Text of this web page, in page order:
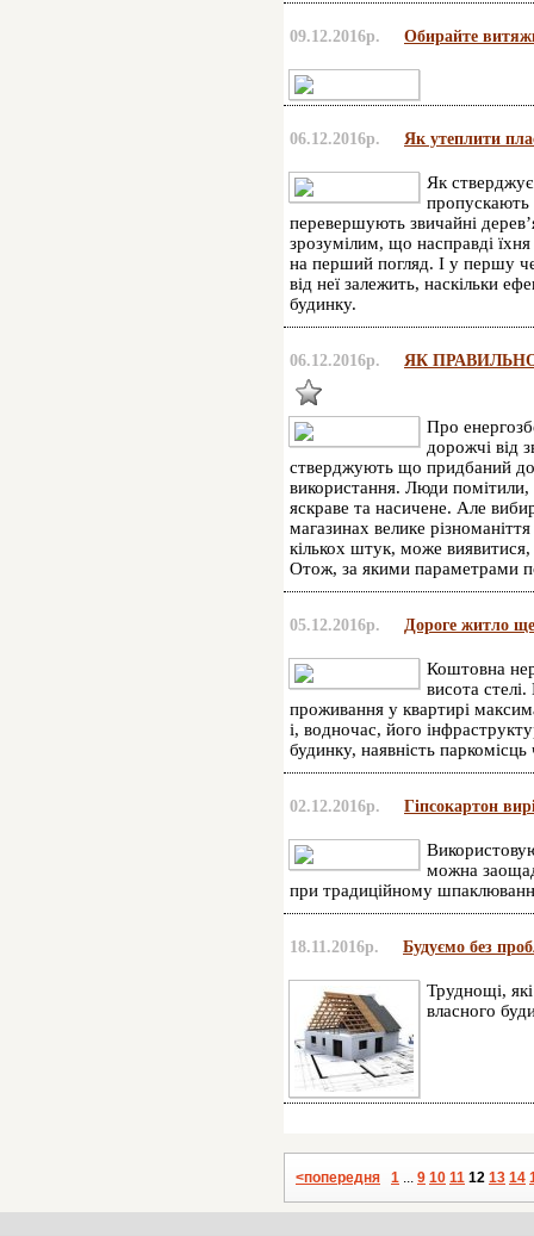
09.12.2016р. Обирайте
06.12.2016р. Як утеплити
Як стверджує
пропускають
перевершують звичайні
зрозумілим, що насправді їхня
на перший погляд. І у першу
від неї залежить, наскільки
будинку.
06.12.2016р. ЯК
Про
дорожчі від
стверджують що придбаний
використання. Люди помітили,
яскраве та насичене. Але
магазинах велике
кількох штук, може виявитися,
Отож, за якими параметрами
05.12.2016р. Дороге житло ще
Коштовна
висота
проживання у квартирі
і, водночас, його
будинку, наявність
02.12.2016р. Гіпсокартон
можна
при традиційному
18.11.2016р. Будуємо без
Труднощі,
власного
<попередня 1 ... 9 10 11 12 13 14